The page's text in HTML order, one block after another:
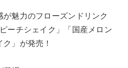
魅力のフローズンドリンク
ーチシェイク」「国産メロン
」が発売！